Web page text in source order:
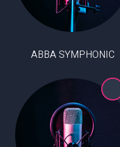
ABBA SYMPHONIC